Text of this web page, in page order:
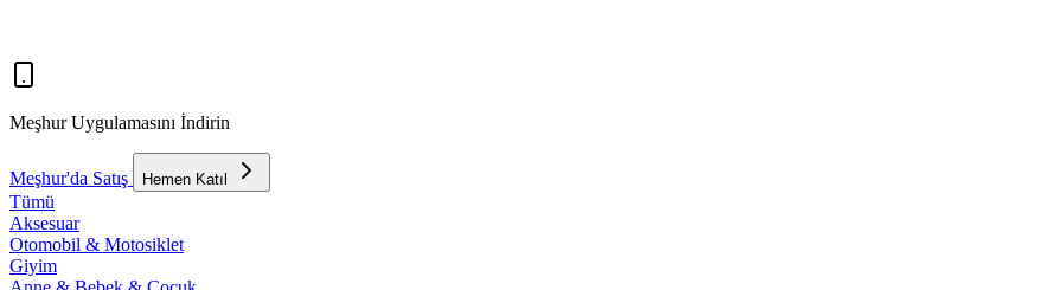
Meşhur Uygulamasını İndirin
Meşhur'da Satış Hemen Katıl
Tümü
Aksesuar
Otomobil & Motosiklet
Giyim